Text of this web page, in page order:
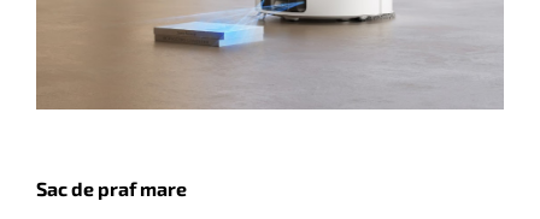
Sac de praf mare